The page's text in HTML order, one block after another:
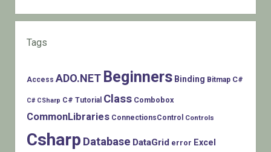
Tags
Access ADO.NET Beginners Binding Bitmap C#
C# CSharp C# Tutorial Class Combobox
CommonLibraries ConnectionsControl Controls
Csharp Database DataGrid error Excel